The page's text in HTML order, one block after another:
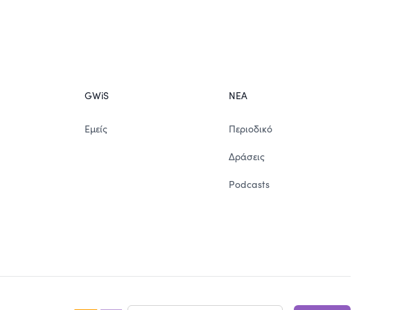
GWiS
Εμείς
ΝΕΑ
Περιοδικό
Δράσεις
Podcasts